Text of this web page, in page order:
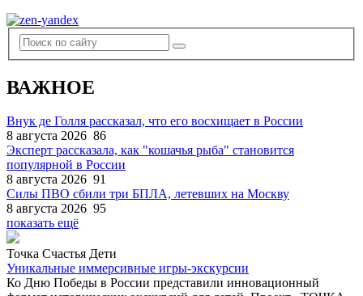
ВАЖНОЕ
Внук де Голля рассказал, что его восхищает в России
8 августа 2026 86
Эксперт рассказала, как "кошачья рыба" становится
популярной в России
8 августа 2026 91
Силы ПВО сбили три БПЛА, летевших на Москву
8 августа 2026 95
показать ещё
Точка Счастья Дети
Уникальные иммерсивные игры-экскурсии
Ко Дню Победы в России представили инновационный